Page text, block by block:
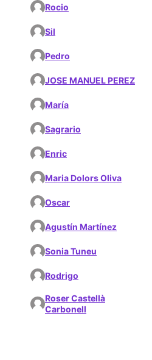
Rocio
Sil
Pedro
JOSE MANUEL PEREZ
María
Sagrario
Enric
Maria Dolors Oliva
Oscar
Agustín Martínez
Sonia Tuneu
Rodrigo
Roser Castellà
Carbonell